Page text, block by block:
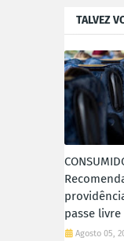
TALVEZ
passe
Agosto 05,